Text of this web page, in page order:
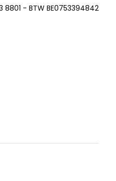
- BTW BE0753394842